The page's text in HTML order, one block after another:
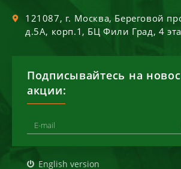
121087, г. Москва, Береговой
д.5А, корп.1, БЦ Фили Град, 4
Подписывайтесь на
акции:
English version